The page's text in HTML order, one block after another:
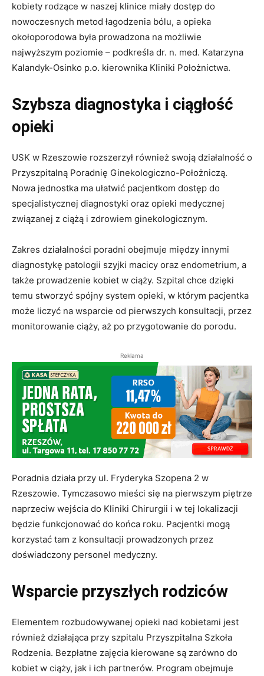
kobiety rodzące w naszej klinice miały dostęp do
nowoczesnych metod łagodzenia bólu, a opieka
okołoporodowa była prowadzona na możliwie
najwyższym poziomie – podkreśla dr. n. med. Katarzyna
Kalandyk-Osinko p.o. kierownika Kliniki Położnictwa.
Szybsza diagnostyka i ciągłość
opieki
USK w Rzeszowie rozszerzył również swoją działalność o
Przyszpitalną Poradnię Ginekologiczno-Położniczą.
Nowa jednostka ma ułatwić pacjentkom dostęp do
specjalistycznej diagnostyki oraz opieki medycznej
związanej z ciążą i zdrowiem ginekologicznym.
Zakres działalności poradni obejmuje między innymi
diagnostykę patologii szyjki macicy oraz endometrium, a
także prowadzenie kobiet w ciąży. Szpital chce dzięki
temu stworzyć spójny system opieki, w którym pacjentka
może liczyć na wsparcie od pierwszych konsultacji, przez
monitorowanie ciąży, aż po przygotowanie do porodu.
Reklama
Poradnia działa przy ul. Fryderyka Szopena 2 w
Rzeszowie. Tymczasowo mieści się na pierwszym piętrze
naprzeciw wejścia do Kliniki Chirurgii i w tej lokalizacji
będzie funkcjonować do końca roku. Pacjentki mogą
korzystać tam z konsultacji prowadzonych przez
doświadczony personel medyczny.
Wsparcie przyszłych rodziców
Elementem rozbudowywanej opieki nad kobietami jest
również działająca przy szpitalu Przyszpitalna Szkoła
Rodzenia. Bezpłatne zajęcia kierowane są zarówno do
kobiet w ciąży, jak i ich partnerów. Program obejmuje